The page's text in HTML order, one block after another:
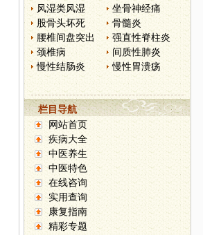
风湿类风湿
坐骨神经痛
股骨头坏死
骨髓炎
腰椎间盘突出
强直性脊柱炎
颈椎病
间质性肺炎
慢性结肠炎
慢性胃溃疡
栏目导航
网站首页
疾病大全
中医养生
中医特色
在线咨询
实用查询
康复指南
精彩专题